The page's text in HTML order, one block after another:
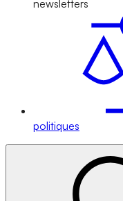
newsletters
politiques